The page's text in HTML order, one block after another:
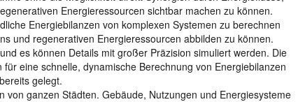
Energieressourcen sichtbar machen zu können.
Energiebilanzen von komplexen Systemen zu berechnen
und regenerativen Energieressourcen abbilden zu können.
es können Details mit großer Präzision simuliert werden. Die
eine schnelle, dynamische Berechnung von Energiebilanzen
gelegt.
ganzen Städten. Gebäude, Nutzungen und Energiesysteme